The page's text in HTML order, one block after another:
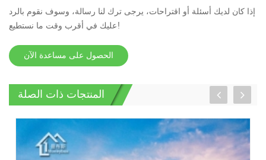
إذا كان لديك أسئلة أو اقتراحات، يرجى ترك لنا رسالة، وسوف نقوم بالرد
عليك في أقرب وقت ما نستطيع!
الحصول على مساعدة الآن
المنتجات ذات الصلة